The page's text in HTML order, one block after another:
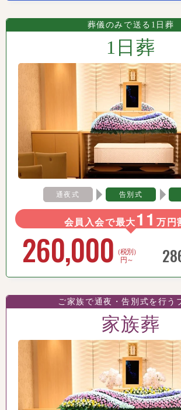
葬儀のみで送る1日葬
1日葬
通夜式 告別式
会員入会で最大11 万円
260,000 （税別）
円～
ご家族で通夜・告別式を行う
家族葬